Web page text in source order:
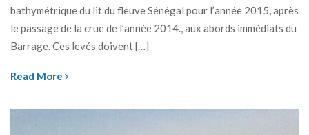
bathymétrique du lit du fleuve Sénégal pour l’année 2015, après
le passage de la crue de l’année 2014., aux abords immédiats du
Barrage. Ces levés doivent […]
Read More